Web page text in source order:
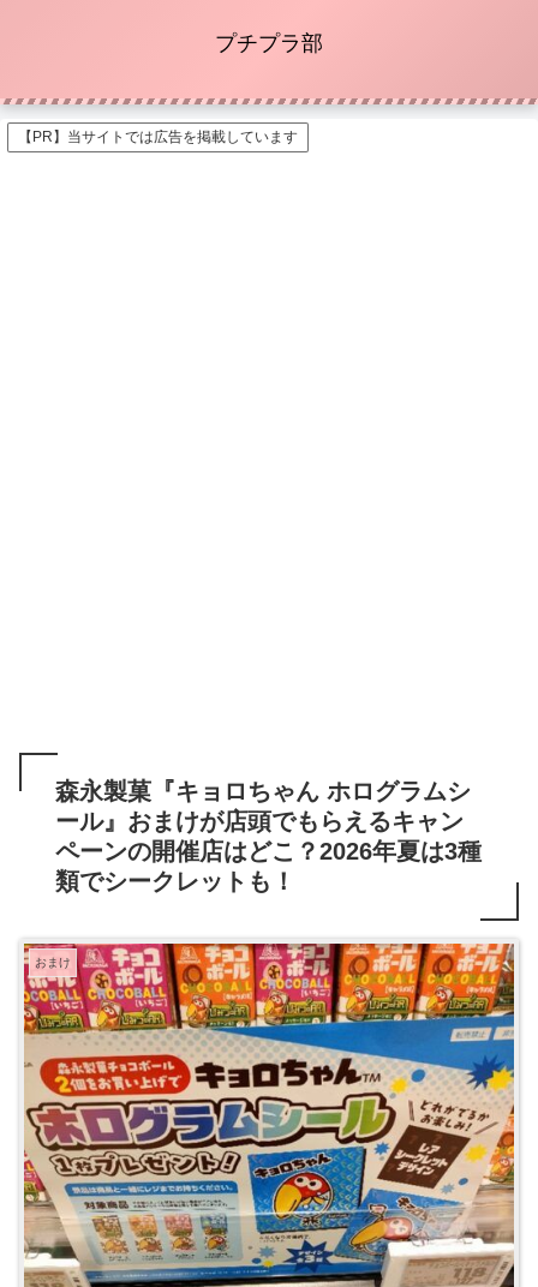
プチプラ部
【PR】当サイトでは広告を掲載しています
森永製菓『キョロちゃん ホログラムシ
ール』おまけが店頭でもらえるキャン
ペーンの開催店はどこ？2026年夏は3種
類でシークレットも！
おまけ